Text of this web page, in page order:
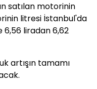
satılan motorinin
litresi İstanbul'da
6,56 liradan 6,62
artışın tamamı